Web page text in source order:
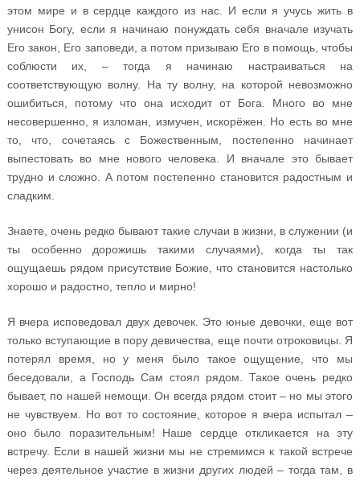
этом мире и в сердце каждого из нас. И если я учусь жить в
унисон Богу, если я начинаю понуждать себя вначале изучать
Его закон, Его заповеди, а потом призываю Его в помощь, чтобы
соблюсти их, – тогда я начинаю настраиваться на
соответствующую волну. На ту волну, на которой невозможно
ошибиться, потому что она исходит от Бога. Много во мне
несовершенно, я изломан, измучен, искорёжен. Но есть во мне
то, что, сочетаясь с Божественным, постепенно начинает
выпестовать во мне нового человека. И вначале это бывает
трудно и сложно. А потом постепенно становится радостным и
сладким.
Знаете, очень редко бывают такие случаи в жизни, в служении (и
ты особенно дорожишь такими случаями), когда ты так
ощущаешь рядом присутствие Божие, что становится настолько
хорошо и радостно, тепло и мирно!
Я вчера исповедовал двух девочек. Это юные девочки, еще вот
только вступающие в пору девичества, еще почти отроковицы. Я
потерял время, но у меня было такое ощущение, что мы
беседовали, а Господь Сам стоял рядом. Такое очень редко
бывает, по нашей немощи. Он всегда рядом стоит – но мы этого
не чувствуем. Но вот то состояние, которое я вчера испытал –
оно было поразительным! Наше сердце откликается на эту
встречу. Если в нашей жизни мы не стремимся к такой встрече
через деятельное участие в жизни других людей – тогда там, в